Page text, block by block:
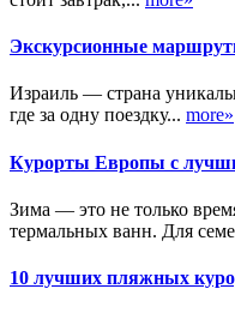
Экскурсионные
Израиль — страна
где за одну поездку... more»
Курорты Европы с
Зима — это не только
термальных ванн. Для
10 лучших пляжных